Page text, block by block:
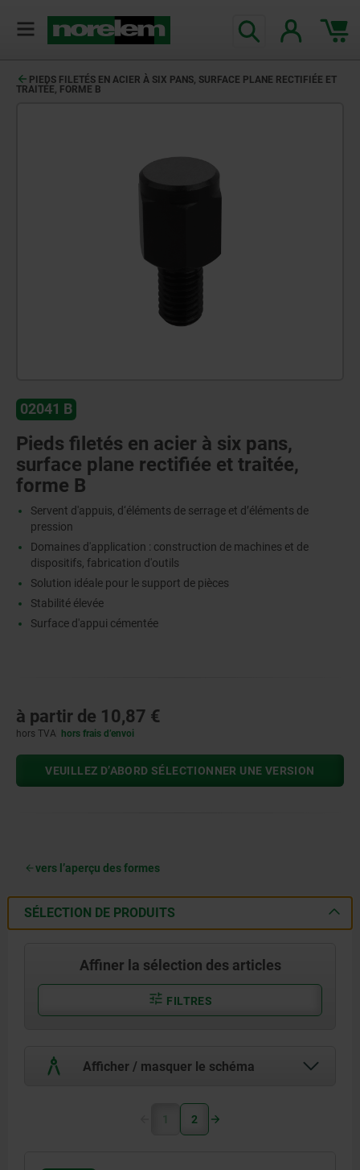
PIEDS FILETÉS EN ACIER À SIX PANS, SURFACE PLANE RECTIFIÉE ET
TRAITÉE, FORME B
02041 B
Pieds filetés en acier à six pans,
surface plane rectifiée et traitée,
forme B
Servent d'appuis, d‘éléments de serrage et d’éléments de
pression
Domaines d'application : construction de machines et de
dispositifs, fabrication d'outils
Solution idéale pour le support de pièces
Stabilité élevée
Surface d'appui cémentée
à partir de 10,87 €
hors TVA hors frais d’envoi
VEUILLEZ D’ABORD SÉLECTIONNER UNE VERSION
vers l’aperçu des formes
SÉLECTION DE PRODUITS
Affiner la sélection des articles
FILTRES
Afficher / masquer le schéma
1 2